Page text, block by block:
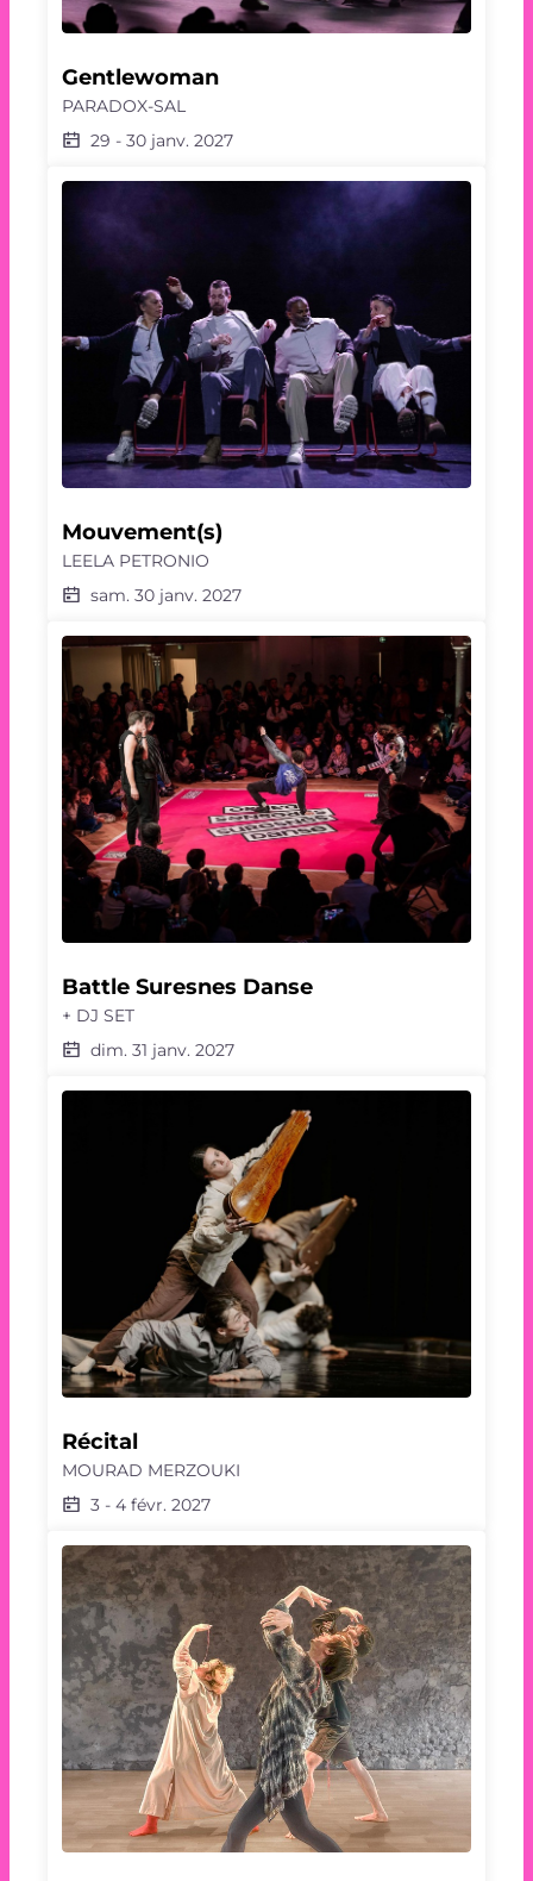
Gentlewoman
PARADOX-SAL
29 - 30 janv. 2027
Mouvement(s)
LEELA PETRONIO
sam. 30 janv. 2027
Battle Suresnes Danse
+ DJ SET
dim. 31 janv. 2027
Récital
MOURAD MERZOUKI
3 - 4 févr. 2027